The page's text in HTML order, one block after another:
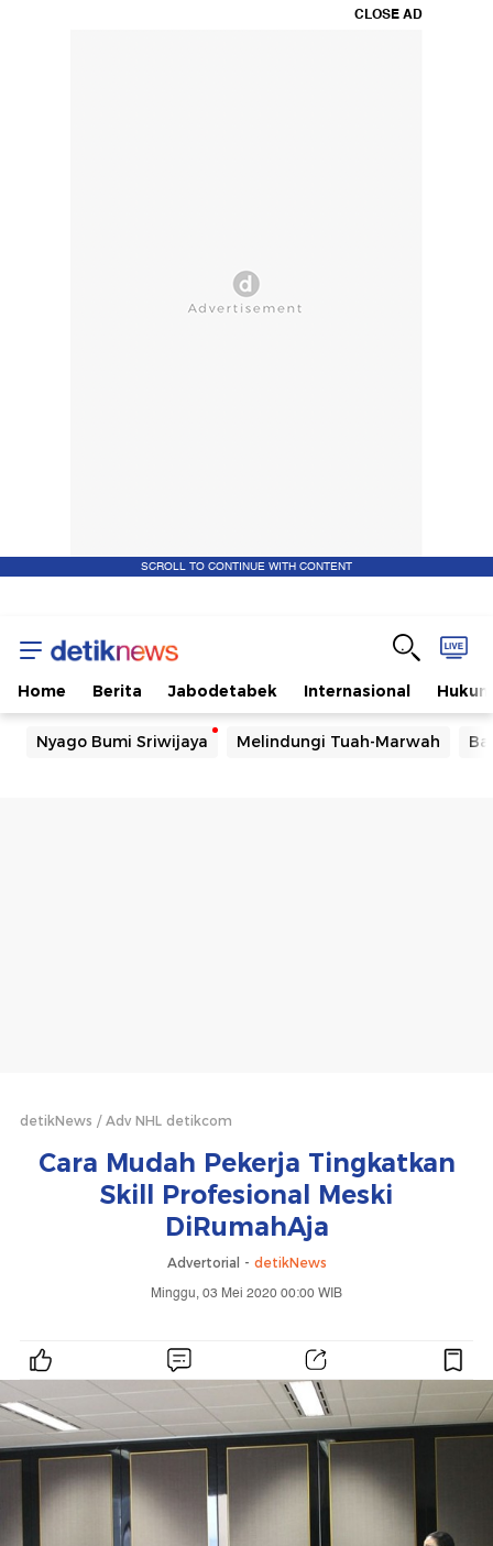
CLOSE AD
SCROLL TO CONTINUE WITH CONTENT
Home Berita Jabodetabek Internasional Hukum
Nyago Bumi Sriwijaya Melindungi Tuah-Marwah
detikNews Adv NHL detikcom
Cara Mudah Pekerja Tingkatkan
Skill Profesional Meski
DiRumahAja
Advertorial - detikNews
Minggu, 03 Mei 2020 00:00 WIB